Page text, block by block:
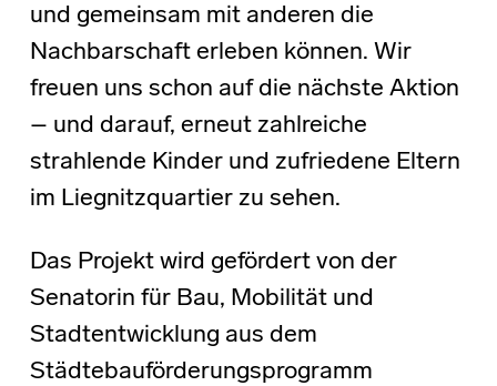
und gemeinsam mit anderen die
Nachbarschaft erleben können. Wir
freuen uns schon auf die nächste Aktion
– und darauf, erneut zahlreiche
strahlende Kinder und zufriedene Eltern
im Liegnitzquartier zu sehen.
Das Projekt wird gefördert von der
Senatorin für Bau, Mobilität und
Stadtentwicklung aus dem
Städtebauförderungsprogramm